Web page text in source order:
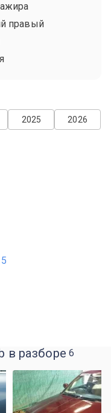
правый
2026
2025
в разборе 6